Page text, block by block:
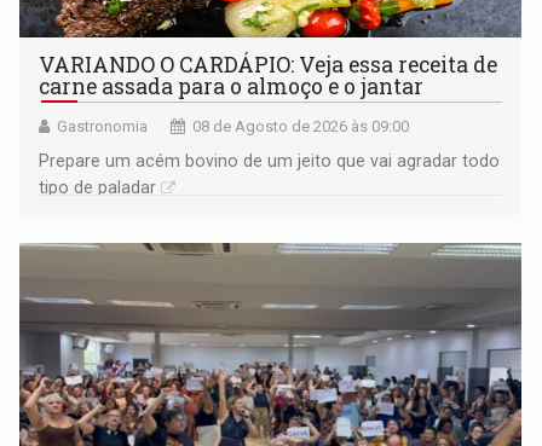
VARIANDO O CARDÁPIO: Veja essa receita de
carne assada para o almoço e o jantar
Gastronomia 08 de Agosto de 2026 às 09:00
Prepare um acém bovino de um jeito que vai agradar todo
tipo de paladar